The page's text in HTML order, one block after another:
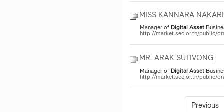
MISS KANNARA
Manager of DigitalAsset
http://market.sec.or.th/public/
MR. ARAK SUTIVONG
Manager of DigitalAsset
http://market.sec.or.th/public/
Previous